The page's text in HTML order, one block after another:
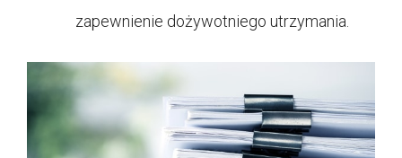
zapewnienie dożywotniego utrzymania.